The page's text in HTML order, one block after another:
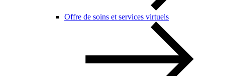
Offre de soins et services virtuels